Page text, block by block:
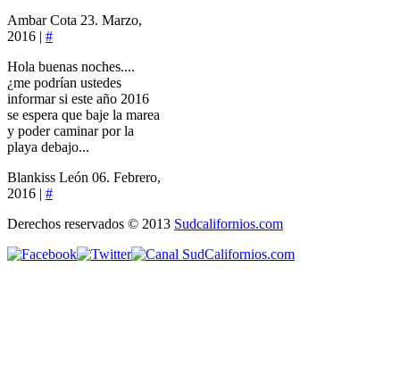
Ambar Cota 23. Marzo,
2016 | #
Hola buenas noches....
¿me podrían ustedes
informar si este año 2016
se espera que baje la marea
y poder caminar por la
playa debajo...
Blankiss León 06. Febrero,
2016 | #
Derechos reservados © 2013 Sudcalifornios.com